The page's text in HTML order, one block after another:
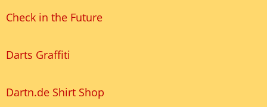
Check in the Future
Darts Graffiti
Dartn.de Shirt Shop